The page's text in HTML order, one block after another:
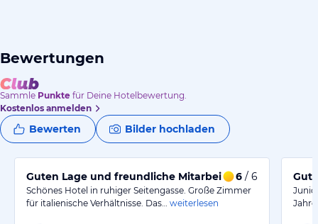
Bewertungen
Sammle Punkte für Deine Hotelbewertung.
Kostenlos anmelden
Bewerten Bilder hochladen
Guten Lage und freundliche Mitarbeiter6 / 6
Schönes Hotel in ruhiger Seitengasse. Große Zimmer
für italienische Verhältnisse. Das…
weiterlesen